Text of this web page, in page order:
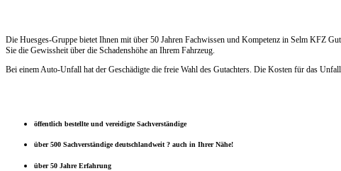
Die Huesges-Gruppe bietet Ihnen mit über 50 Jahren Fachwissen und Kompetenz in Selm KFZ
Sie die Gewissheit über die Schadenshöhe an Ihrem Fahrzeug.
Bei einem Auto-Unfall hat der Geschädigte die freie Wahl des Gutachters. Die Kosten für das
öffentlich bestellte und vereidigte Sachverständige
über 500 Sachverständige deutschlandweit ? auch in Ihrer Nähe!
über 50 Jahre Erfahrung